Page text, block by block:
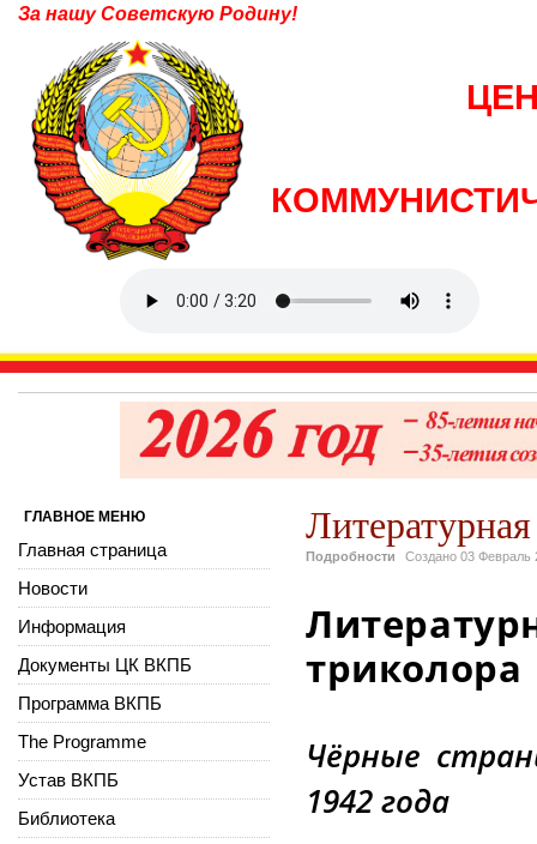
За нашу Советскую Родину!
Подробности Создано 03 Февраль
триколора
Чёрные
1942 года
ГЛАВНОЕ МЕНЮ
Главная страница
Новости
Информация
Документы ЦК ВКПБ
Программа ВКПБ
The Programme
Устав ВКПБ
Библиотека